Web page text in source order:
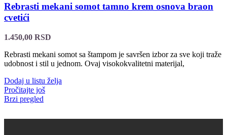
Rebrasti mekani somot tamno krem osnova braon
cvetići
1.450,00 RSD
Rebrasti mekani somot sa štampom je savršen izbor za sve koji traže
udobnost i stil u jednom. Ovaj visokokvalitetni materijal,
Dodaj u listu želja
Pročitajte još
Brzi pregled